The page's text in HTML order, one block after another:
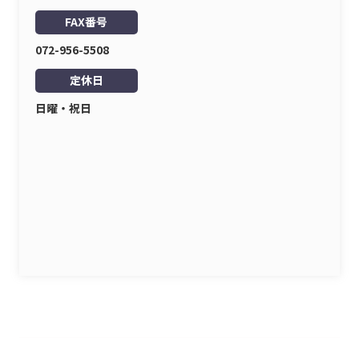
FAX番号
072-956-5508
定休日
日曜・祝日